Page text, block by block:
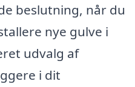
beslutning, når du
nye gulve i
udvalg af
i dit